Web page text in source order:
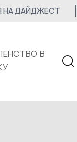
НА ДАЙДЖЕСТ
В